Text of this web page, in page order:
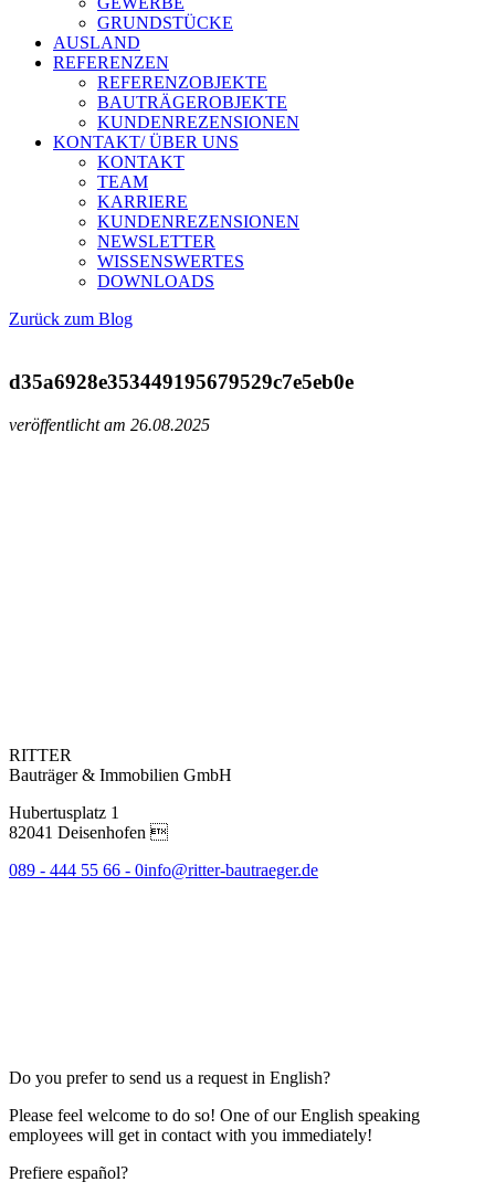
GRUNDSTÜCKE
AUSLAND
REFERENZEN
REFERENZOBJEKTE
BAUTRÄGEROBJEKTE
KUNDENREZENSIONEN
KONTAKT/ ÜBER UNS
KONTAKT
TEAM
KARRIERE
KUNDENREZENSIONEN
NEWSLETTER
WISSENSWERTES
DOWNLOADS
Zurück zum Blog
d35a6928e353449195679529c7e5eb0e
veröffentlicht am 26.08.2025
RITTER
Bauträger & Immobilien GmbH
Hubertusplatz 1
82041 Deisenhofen 
089 - 444 55 66 - 0info@ritter-bautraeger.de
Do you prefer to send us a request in English?
Please feel welcome to do so! One of our English speaking
employees will get in contact with you immediately!
Prefiere español?